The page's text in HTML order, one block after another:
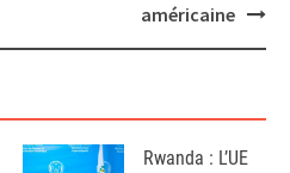
américaine
Rwanda : L’UE